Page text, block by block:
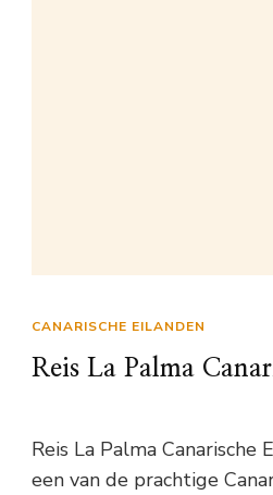
CANARISCHE EILANDEN
Reis La Palma
Reis La Palma Canarische
een van de prachtige